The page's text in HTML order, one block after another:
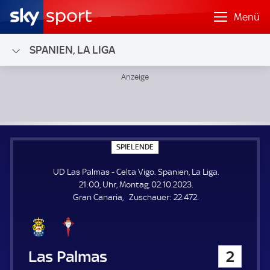
Menü
SPANIEN, LA LIGA
SPIELENDE
P
E
L
E
N
UD Las Palmas - Celta Vigo. Spanien, La Liga.
21:00, Uhr, Montag, 02.10.2023.
Gran Canaria
Zuschauer: Z
22.472.
UD Las Palmas 2